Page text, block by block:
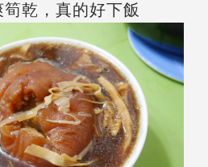
乾，真的好下飯